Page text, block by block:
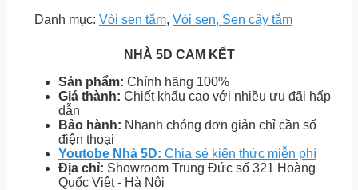
Danh mục: Vòi sen tắm, Vòi sen, Sen cây tắm
NHÀ 5D CAM KẾT
Sản phẩm: Chính hãng 100%
Giá thành: Chiết khấu cao với nhiều ưu đãi hấp
dẫn
Bảo hành: Nhanh chóng đơn giản chỉ cần số
điện thoại
Youtobe Nhà 5D: Chia sẻ kiến thức miễn phí
Địa chỉ: Showroom Trung Đức số 321 Hoàng
Quốc Việt - Hà Nội